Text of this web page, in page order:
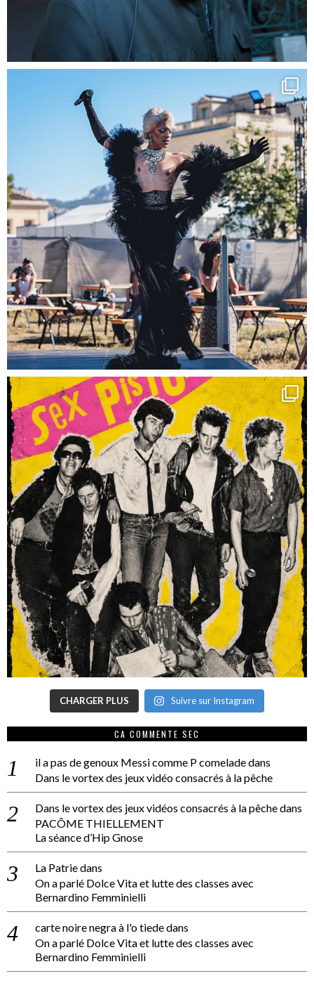
CHARGER PLUS Suivre sur Instagram
CA COMMENTE SEC
il a pas de genoux Messi comme P comeladedans
Dans le vortex des jeux vidéo consacrés à la pêche
Dans le vortex des jeux vidéos consacrés à la pêchedans
PACÔME THIELLEMENT
La séance d’Hip Gnose
La Patriedans
On a parlé Dolce Vita et lutte des classes avec
Bernardino Femminielli
carte noire negra à l'o tiededans
On a parlé Dolce Vita et lutte des classes avec
Bernardino Femminielli